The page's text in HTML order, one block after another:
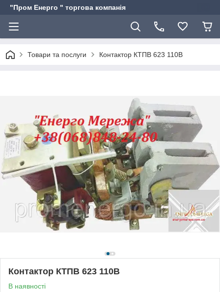
"Пром Енерго " торгова компанія
Товари та послуги Контактор КТПВ 623 110В
Контактор КТПВ 623 110В
В наявності